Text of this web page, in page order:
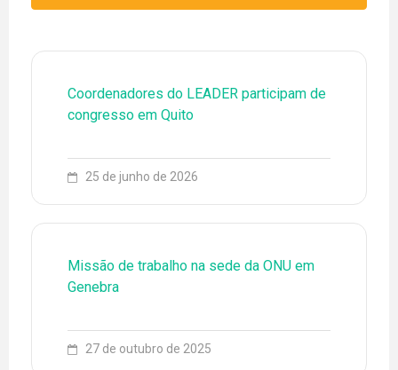
Coordenadores do LEADER participam de
congresso em Quito
25 de junho de 2026
Missão de trabalho na sede da ONU em
Genebra
27 de outubro de 2025